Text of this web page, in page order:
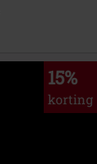
15%
korting